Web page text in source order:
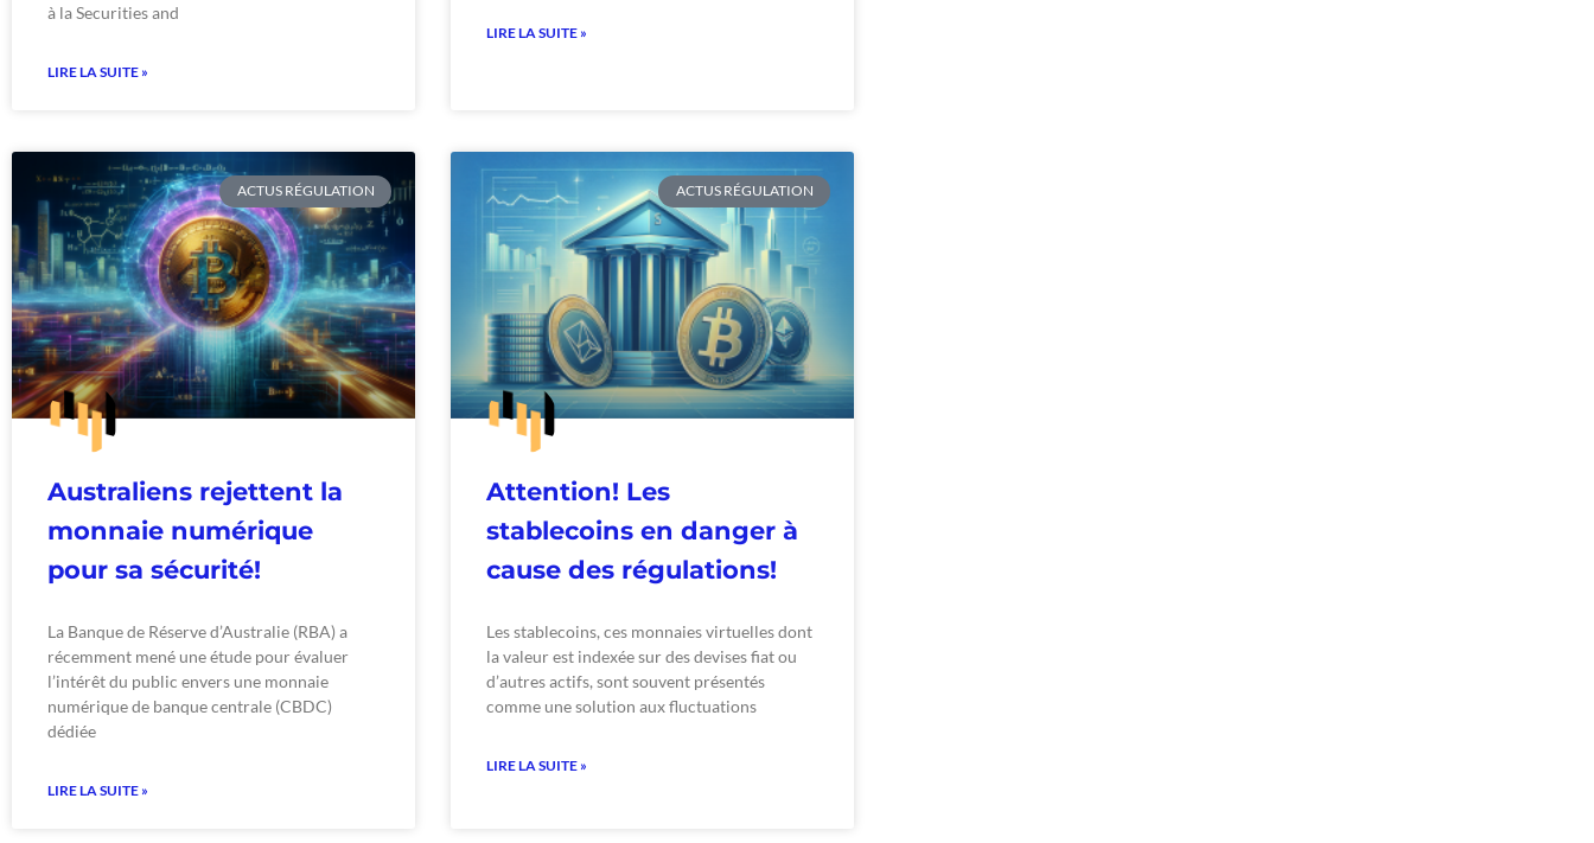
à la Securities and
LIRE LA SUITE »
LIRE LA SUITE »
ACTUS RÉGULATION
Australiens rejettent la
monnaie numérique
pour sa sécurité!
La Banque de Réserve d’Australie (RBA) a
récemment mené une étude pour évaluer
l’intérêt du public envers une monnaie
numérique de banque centrale (CBDC)
dédiée
LIRE LA SUITE »
ACTUS RÉGULATION
Attention! Les
stablecoins en danger à
cause des régulations!
Les stablecoins, ces monnaies virtuelles dont
la valeur est indexée sur des devises fiat ou
d’autres actifs, sont souvent présentés
comme une solution aux fluctuations
LIRE LA SUITE »